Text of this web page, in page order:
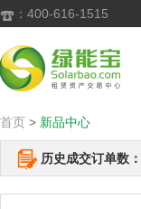
 ：400-616-1515
首页 > 新品中心
历史成交订单数：